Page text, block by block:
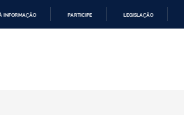
INFORMAÇÃO PARTICIPE LEGISLAÇÃO